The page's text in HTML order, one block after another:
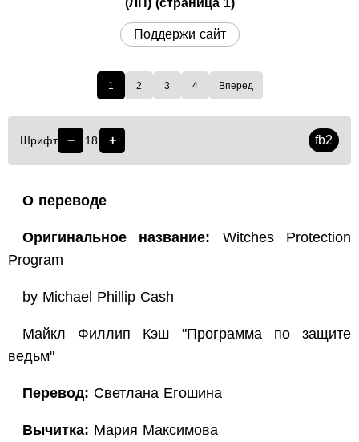
(ЛП) (страница 1)
Поддержи сайт
1 2 3 4 Вперед
Шрифт − 18 + fb2
О переводе
Оригинальное название: Witches Protection
Program
by Michael Phillip Cash
Майкл Филлип Кэш "Программа по защите
ведьм"
Перевод: Светлана Егошина
Вычитка: Мария Максимова